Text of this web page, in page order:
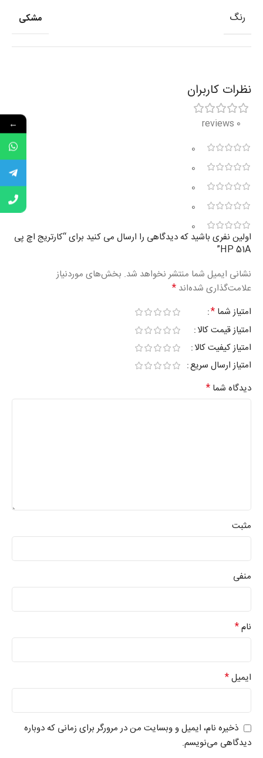
رنگ مشکی
نظرات کاربران
0 reviews
0
0
0
0
0
اولین نفری باشید که دیدگاهی را ارسال می کنید برای “کارتریج اچ پی
HP 51A”
نشانی ایمیل شما منتشر نخواهد شد. بخش‌های موردنیاز
علامت‌گذاری شده‌اند *
امتیاز شما *
امتیاز قیمت کالا
امتیاز کیفیت کالا
امتیاز ارسال سریع
دیدگاه شما *
مثبت
منفی
نام*
ایمیل*
ذخیره نام، ایمیل و وبسایت من در مرورگر برای زمانی که دوباره
دیدگاهی می‌نویسم.
←